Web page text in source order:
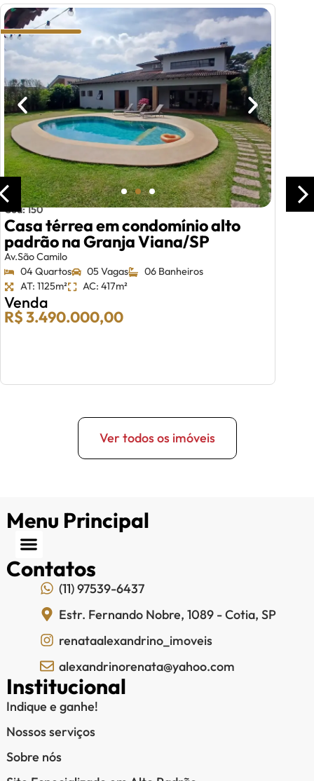
Cód: 150
Casa térrea em condomínio alto
padrão na Granja Viana/SP
Av.São Camilo
04 Quartos
05 Vagas
06 Banheiros
AT: 1125m²
AC: 417m²
Venda
R$ 3.490.000,00
Ver todos os imóveis
Menu Principal
Contatos
(11) 97539-6437
Estr. Fernando Nobre, 1089 - Cotia, SP
renataalexandrino_imoveis
alexandrinorenata@yahoo.com
Institucional
Indique e ganhe!
Nossos serviços
Sobre nós